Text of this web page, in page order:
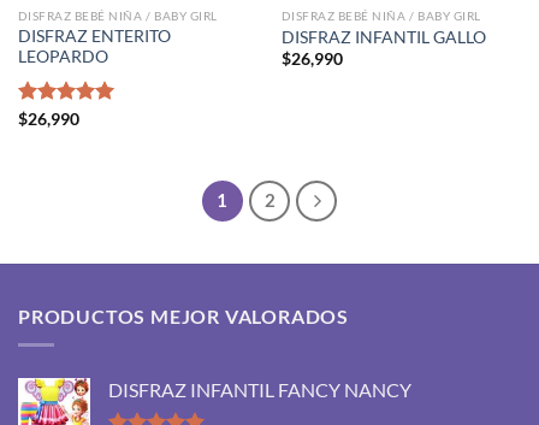
DISFRAZ BEBÉ NIÑA / BABY GIRL
DISFRAZ ENTERITO
LEOPARDO
Valorado
$26,990
DISFRAZ BEBÉ NIÑA / BABY GIRL
DISFRAZ INFANTIL GALLO
$26,990
1 2
PRODUCTOS MEJOR VALORADOS
DISFRAZ INFANTIL FANCY NANCY